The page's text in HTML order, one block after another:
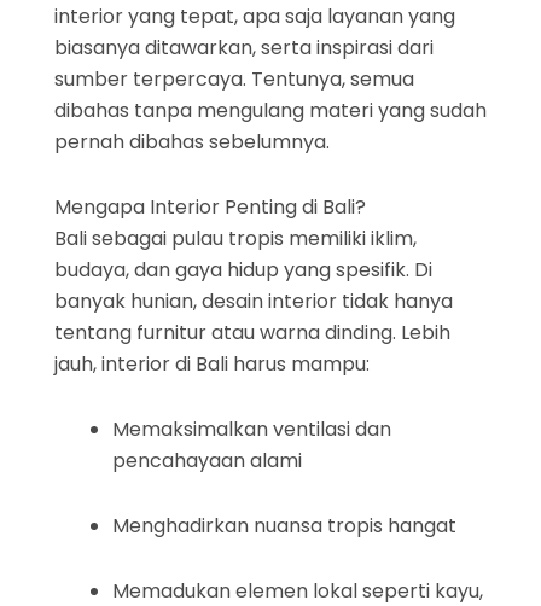
interior yang tepat, apa saja layanan yang
biasanya ditawarkan, serta inspirasi dari
sumber terpercaya. Tentunya, semua
dibahas tanpa mengulang materi yang sudah
pernah dibahas sebelumnya.
Mengapa Interior Penting di Bali?
Bali sebagai pulau tropis memiliki iklim,
budaya, dan gaya hidup yang spesifik. Di
banyak hunian, desain interior tidak hanya
tentang furnitur atau warna dinding. Lebih
jauh, interior di Bali harus mampu:
Memaksimalkan ventilasi dan
pencahayaan alami
Menghadirkan nuansa tropis hangat
Memadukan elemen lokal seperti kayu,